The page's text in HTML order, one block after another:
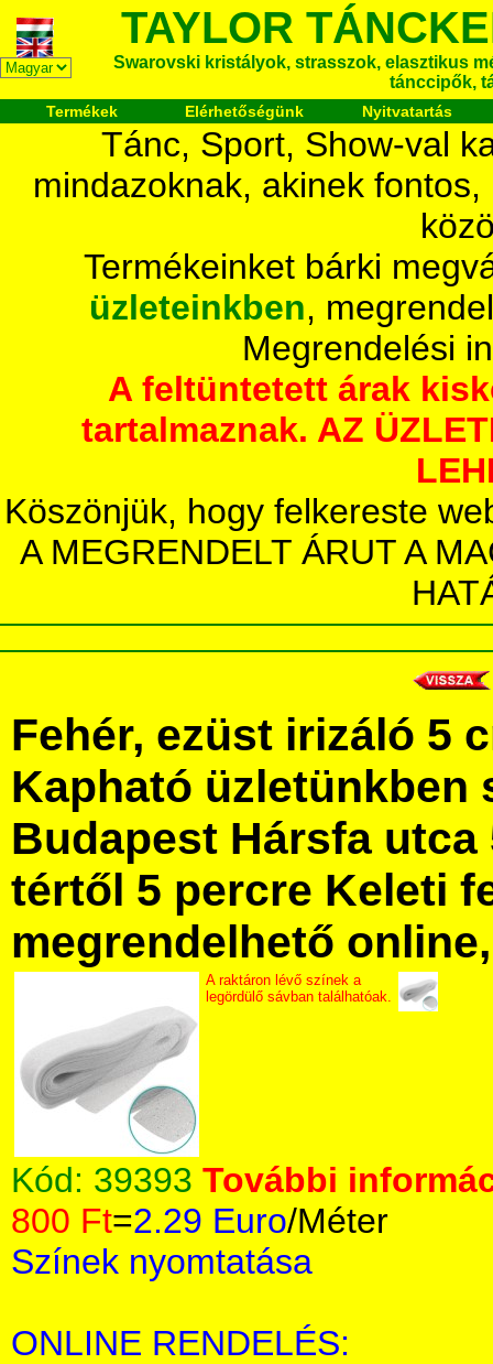
TAYLOR
Swarovski kristályok, strasszok, elasztikus
tánccipők,
Termékek Elérhetőségünk Nyitvatartás
Tánc, Sport, Show-val
mindazoknak, akinek
Termékeinket bárki
üzleteinkben,
Megrendelési
A feltüntetett árak
tartalmaznak. AZ
Köszönjük, hogy felkereste
A MEGRENDELT ÁRUT A
Fehér, ezüst irizáló 5
Kapható üzletünkben
Budapest Hársfa utca
tértől 5 percre Keleti
megrendelhető
A raktáron lévő színek a
legördülő sávban találhatóak.
Kód: 39393 További
800 Ft=2.29 Euro/Méter
Színek nyomtatása
ONLINE RENDELÉS: